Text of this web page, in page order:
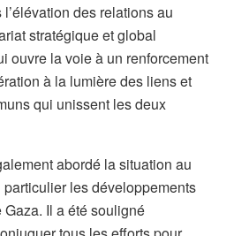
des relations au
stratégique et global
ouvre la voie à un renforcement
à la lumière des liens et
qui unissent les deux
abordé la situation au
particulier les développements
Il a été souligné